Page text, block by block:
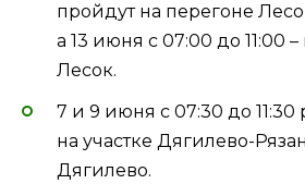
пройдут на перегоне
а 13 июня с 07:00 до 11:00
Лесок.
7 и 9 июня с 07:30 до 11:30
на участке Дягилево-
Дягилево.